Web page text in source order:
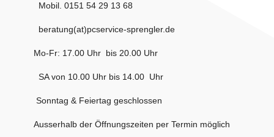
Mobil.0151 54 29 13 68
beratung(at)pcservice-sprengler.de
Mo-Fr: 17.00 Uhr bis 20.00 Uhr
SA von 10.00 Uhr bis 14.00 Uhr
Sonntag & Feiertag geschlossen
Ausserhalb der Öffnungszeiten per Termin möglich